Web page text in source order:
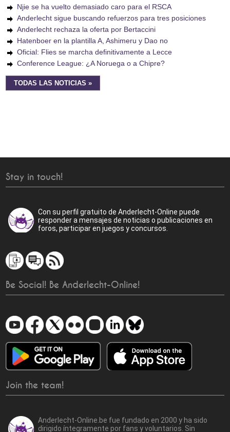
Njie se ha vuelto demasiado caro para el RSCA
Anderlecht sigue buscando refuerzos para tres posiciones
Anderlecht rechaza la oferta por Bertaccini
Hatenboer en la plantilla A, Ashimeru y Dao no
Oficial: Flies se marcha definitivamente a Lecce
Conference League: ¿A Noruega o a Chipre?
TODAS LAS NOTICIAS »
Stay in touch!
Con su perfil gratuito de Anderlecht-Online puede
responder a mensajes de noticias o publicaciones en
foros, participar en juegos y concursos.
Be Social! Be Anderlecht-Online!
Join the team!
Anderlecht-Online.be fue fundado en 2000 y ha sido
dirigido íntegramente por fans y voluntarios. Sin